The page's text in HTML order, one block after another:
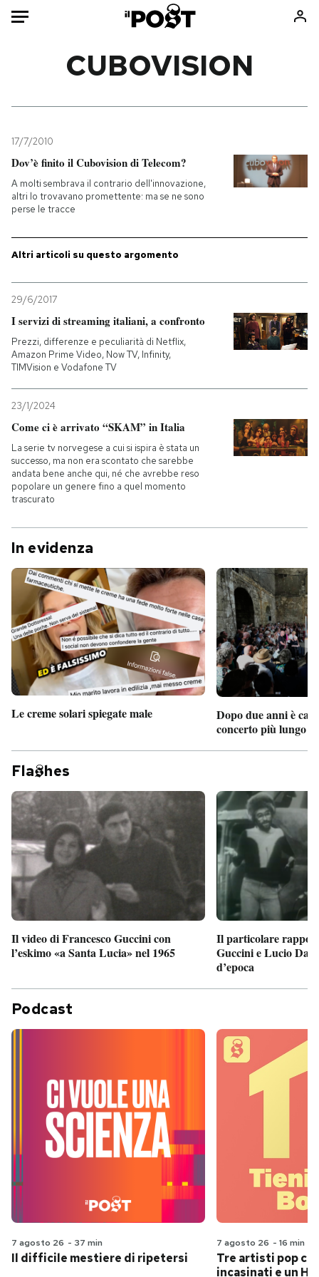
Mondo
Politica
Tecnologia
Internet
Sport
Consumismi
Storie/Idee
Ok Boomer!
Mondiali calcio 2026
PODCAST
I MIEI PREFERITI
SHOP
AREA PERSONALE
Entra
CUBOVISION
17/7/2010
Dov’è finito il Cubovision di Telecom?
A molti sembrava il contrario dell'innovazione,
altri lo trovavano promettente: ma se ne sono
perse le tracce
Altri articoli su questo argomento
29/6/2017
I servizi di streaming italiani, a confronto
Prezzi, differenze e peculiarità di Netflix,
Amazon Prime Video, Now TV, Infinity,
TIMVision e Vodafone TV
23/1/2024
Come ci è arrivato “SKAM” in Italia
La serie tv norvegese a cui si ispira è stata un
successo, ma non era scontato che sarebbe
andata bene anche qui, né che avrebbe reso
popolare un genere fino a quel momento
trascurato
In evidenza
Le creme solari spiegate male
Dopo due anni è
concerto più lungo
Fla hes
Il video di Francesco Guccini con
l’eskimo «a Santa Lucia» nel 1965
Il particolare
Guccini e Lucio
d’epoca
Podcast
7 agosto 26 - 37 min
Il difficile mestiere di ripetersi
7 agosto 26 - 16 min
Tre artisti pop
incasinati e un